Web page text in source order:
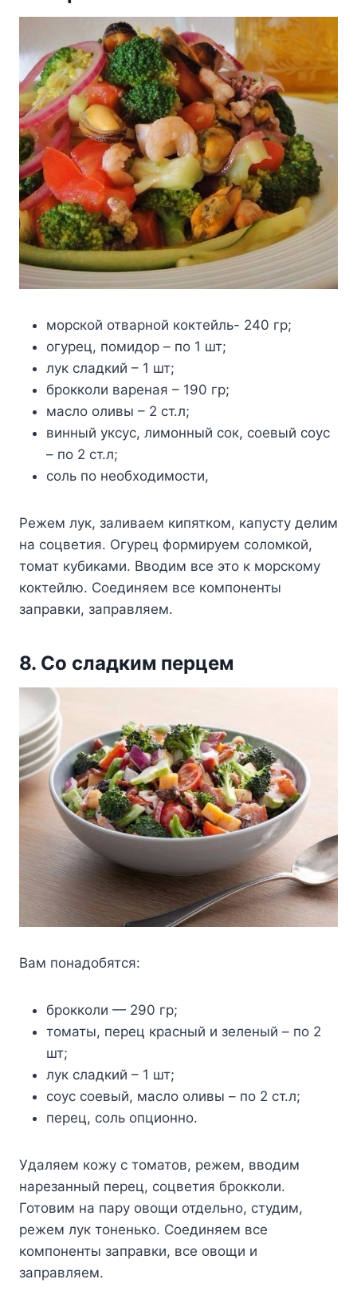
морской отварной коктейль- 240 гр;
огурец, помидор – по 1 шт;
лук сладкий – 1 шт;
брокколи вареная – 190 гр;
масло оливы – 2 ст.л;
винный уксус, лимонный сок, соевый соус
– по 2 ст.л;
соль по необходимости,
Режем лук, заливаем кипятком, капусту делим
на соцветия. Огурец формируем соломкой,
томат кубиками. Вводим все это к морскому
коктейлю. Соединяем все компоненты
заправки, заправляем.
8. Со сладким перцем
Вам понадобятся:
брокколи — 290 гр;
томаты, перец красный и зеленый – по 2
шт;
лук сладкий – 1 шт;
соус соевый, масло оливы – по 2 ст.л;
перец, соль опционно.
Удаляем кожу с томатов, режем, вводим
нарезанный перец, соцветия брокколи.
Готовим на пару овощи отдельно, студим,
режем лук тоненько. Соединяем все
компоненты заправки, все овощи и
заправляем.